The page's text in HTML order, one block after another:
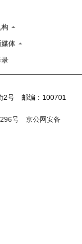
体
录
2号 邮编：100701
号
京公网安备